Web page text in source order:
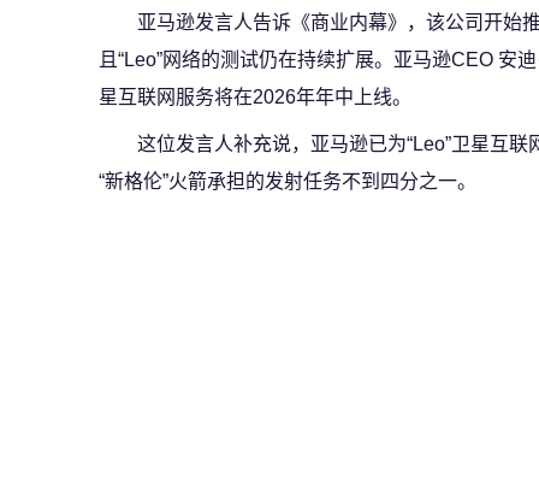
亚马逊发言人告诉《商业内幕》，该公司开始
且“Leo”网络的测试仍在持续扩展。亚马逊CEO 安
星互联网服务将在2026年年中上线。
这位发言人补充说，亚马逊已为“Leo”卫星互
“新格伦”火箭承担的发射任务不到四分之一。